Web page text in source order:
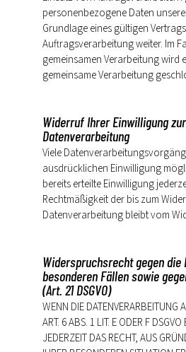
personenbezogene Daten
Grundlage eines gültigen
Auftragsverarbeitung weiter. Im
gemeinsamen Verarbeitung wird
gemeinsame Verarbeitung
Widerruf Ihrer Einwilligung zur
Datenverarbeitung
Viele
ausdrücklichen Einwilligung
bereits erteilte Einwilligung
Rechtmäßigkeit der bis zum
Datenverarbeitung bleibt vom
Widerspruchsrecht gegen die
besonderen Fällen sowie
(Art. 21 DSGVO)
WENN DIE DATENVERARBEITUNG
ART. 6 ABS. 1 LIT. E ODER F
JEDERZEIT DAS RECHT, AUS